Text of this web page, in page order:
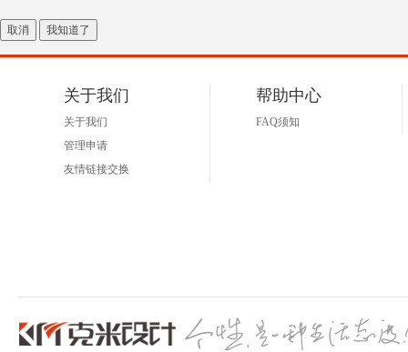
取消 我知道了
关于我们
关于我们
管理申请
友情链接交换
帮助中心
FAQ须知